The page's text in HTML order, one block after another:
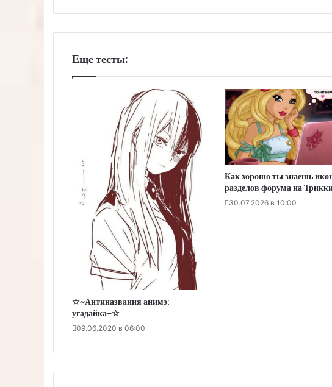
Еще тесты:
☆~Антиназвания анимэ:
угадайка~☆
09.06.2020 в 06:00
Как хорошо ты знаешь
разделов форума на
30.07.2026 в 10:00